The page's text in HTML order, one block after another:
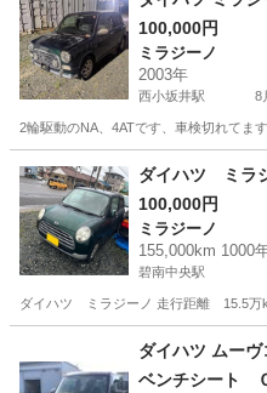
100,000円
ミラジーノ
2003年
西小坂井駅 8
2輪駆動のNA、4ATです、車検切れてま
愛知 豊橋市 西小坂井駅 ミ
ダイハツ ミラ
100,000円
ミラジーノ
155,000km 1000
碧南中央駅
ダイハツ ミラジーノ 走行距離 15.5万
碧南中央駅 ミ
ダイハツ ムー
ベンチシート